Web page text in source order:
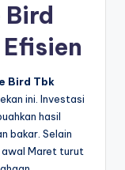
Bird
Bird Tbk
ini. Investasi
hasil
bakar. Selain
Maret turut